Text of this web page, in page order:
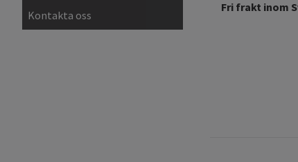
Kontakta oss
Fri frakt inom